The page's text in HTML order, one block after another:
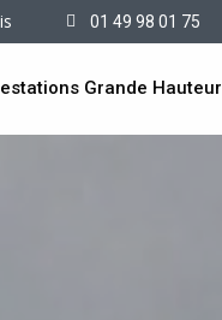
01 49 98 01 75
Grande Hauteur